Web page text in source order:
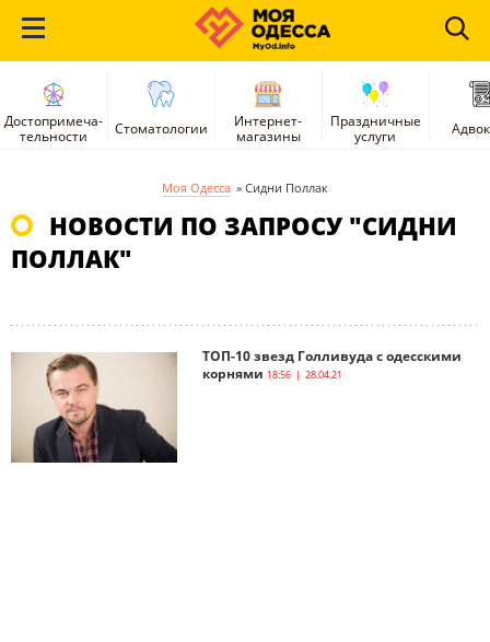
Достопримеча-
тельности
Стоматологии
Интернет-
магазины
Праздничные
услуги
Моя Одесса » Сидни Поллак
НОВОСТИ ПО ЗАПРОСУ "СИДНИ
ПОЛЛАК"
ТОП-10 звезд Голливуда с одесскими
корнями 18:56 | 28.04.21